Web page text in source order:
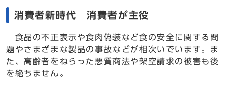
消費者新時代 消費者が主役
食品の不正表示や食肉偽装など食の安全に関する問
題やさまざまな製品の事故などが相次いでいます。ま
た、高齢者をねらった悪質商法や架空請求の被害も後
を絶ちません。